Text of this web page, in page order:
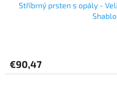
Stříbrný prsten s opály -
€90,47